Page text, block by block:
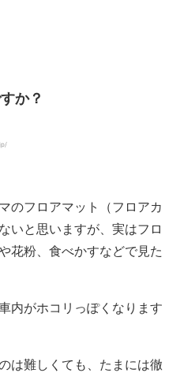
か？
のフロアマット（フロアカ
いと思いますが、実はフロ
花粉、食べかすなどで見た
内がホコリっぽくなります
は難しくても、たまには徹